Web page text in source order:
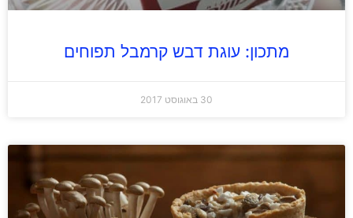
מתכון: עוגת דבש קרמבל תפוחים
30 באוגוסט 2017